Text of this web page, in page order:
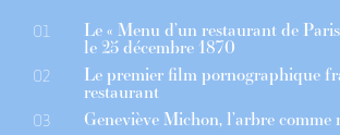
01 Le « Menu d’un restaurant de
le 25 décembre 1870
02 Le premier film pornographique
restaurant
03 Geneviève Michon, l’arbre comme